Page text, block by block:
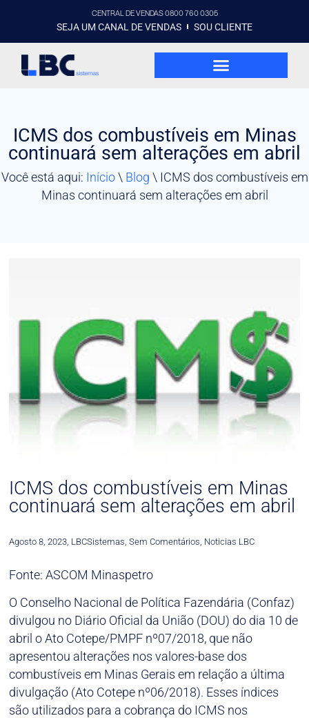
CENTRAL DE VENDAS 0800 760 0305
SEJA UM CANAL DE VENDAS SOU CLIENTE
ICMS dos combustíveis em Minas
continuará sem alterações em abril
Você está aqui: Início\ Blog \ ICMS dos combustíveis em
Minas continuará sem alterações em abril
ICMS dos combustíveis em Minas
continuará sem alterações em abril
Agosto 8, 2023, LBCSistemas, Sem Comentários, Noticias LBC
Fonte: ASCOM Minaspetro
O Conselho Nacional de Política Fazendária (Confaz)
divulgou no Diário Oficial da União (DOU) do dia 10 de
abril o Ato Cotepe/PMPF nº07/2018, que não
apresentou alterações nos valores-base dos
combustíveis em Minas Gerais em relação a última
divulgação (Ato Cotepe nº06/2018). Esses índices
são utilizados para a cobrança do ICMS nos